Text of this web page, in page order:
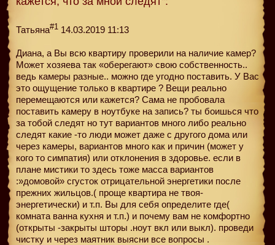
Татьяна#1 14.03.2019 11:13
Диана, а Вы всю квартиру проверили на наличие камер?
Может хозяева так «оберегают» свою собственность..
ведь камеры разные.. можно где угодно поставить. У Вас
это ощущение только в квартире ? Вещи реально
перемещаются или кажется? Сама не пробовала
поставить камеру в ноутбуке на запись? ты боишься что
за тобой следят но тут вариантов много либо реально
следят какие -то люди может даже с другого дома или
через камеры, вариантов много как и причин (может у
кого то симпатия) или отклонения в здоровье. если в
плане мистики то здесь тоже масса вариантов
:»домовой» сгусток отрицательной энергетики после
прежних жильцов.( проще квартира не твоя-
энергетически) и т.п. Вы для себя определите где(
комната ванна кухня и т.п.) и почему вам не комфортно
(открыты -закрыты шторы .ноут вкл или выкл). проведи
чистку и через маятник выясни все вопросы .